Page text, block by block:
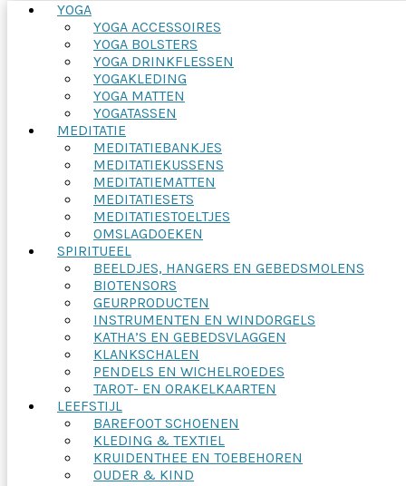
YOGA
YOGA ACCESSOIRES
YOGA BOLSTERS
YOGA DRINKFLESSEN
YOGAKLEDING
YOGA MATTEN
YOGATASSEN
MEDITATIE
MEDITATIEBANKJES
MEDITATIEKUSSENS
MEDITATIEMATTEN
MEDITATIESETS
MEDITATIESTOELTJES
OMSLAGDOEKEN
SPIRITUEEL
BEELDJES, HANGERS EN GEBEDSMOLENS
BIOTENSORS
GEURPRODUCTEN
INSTRUMENTEN EN WINDORGELS
KATHA’S EN GEBEDSVLAGGEN
KLANKSCHALEN
PENDELS EN WICHELROEDES
TAROT- EN ORAKELKAARTEN
LEEFSTIJL
BAREFOOT SCHOENEN
KLEDING & TEXTIEL
KRUIDENTHEE EN TOEBEHOREN
OUDER & KIND